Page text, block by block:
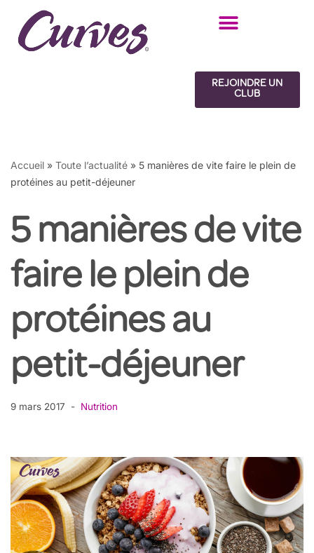
Aller
REJOINDRE UN
CLUB
Accueil » Toute l’actualité » 5 manières de vite faire le plein de
protéines au petit-déjeuner
5 manières de vite
faire le plein de
protéines au
petit-déjeuner
9 mars 2017 Nutrition